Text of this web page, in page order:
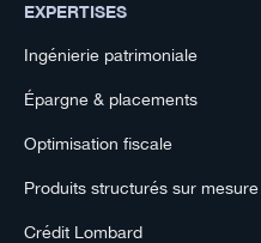
EXPERTISES
Ingénierie patrimoniale
Épargne & placements
Optimisation fiscale
Produits structurés sur mesure
Crédit Lombard